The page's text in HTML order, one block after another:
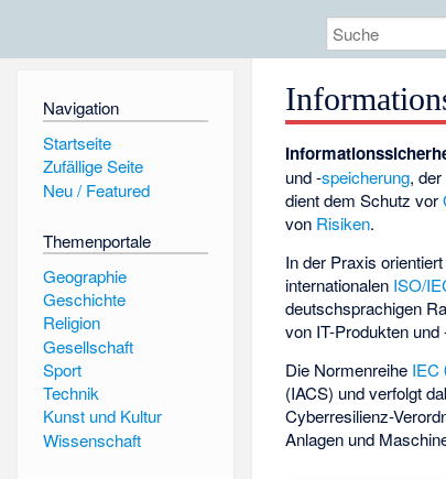
Navigation
Startseite
Zufällige Seite
Neu / Featured
Themenportale
Geographie
Geschichte
Religion
Gesellschaft
Sport
Technik
Kunst und Kultur
Wissenschaft
und -speicherung,
dient dem Schutz vor
von Risiken.
In der Praxis
internationalen ISO/
deutschsprachigen
von IT-Produkten
Die Normenreihe IEC
(IACS) und verfolgt
Cyberresilienz-
Anlagen und